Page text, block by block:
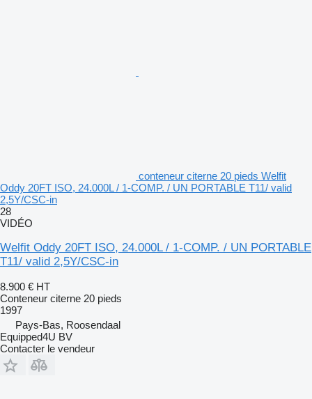
conteneur citerne 20 pieds Welfit
Oddy 20FT ISO, 24.000L / 1-COMP. / UN PORTABLE T11/ valid
2,5Y/CSC-in
28
VIDÉO
Welfit Oddy 20FT ISO, 24.000L / 1-COMP. / UN PORTABLE
T11/ valid 2,5Y/CSC-in
8.900 € HT
Conteneur citerne 20 pieds
1997
Pays-Bas, Roosendaal
Equipped4U BV
Contacter le vendeur